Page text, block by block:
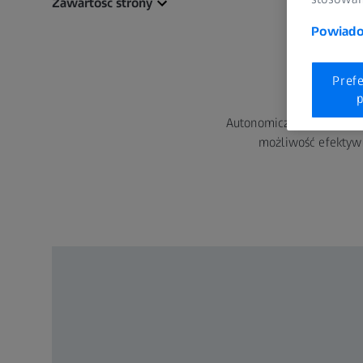
Autonomiczna praca
możliwość